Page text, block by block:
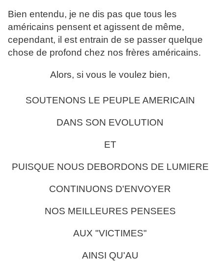
Bien entendu, je ne dis pas que tous les
américains pensent et agissent de même,
cependant, il est entrain de se passer quelque
chose de profond chez nos frères américains.
Alors, si vous le voulez bien,
SOUTENONS LE PEUPLE AMERICAIN
DANS SON EVOLUTION
ET
PUISQUE NOUS DEBORDONS DE LUMIERE
CONTINUONS D'ENVOYER
NOS MEILLEURES PENSEES
AUX "VICTIMES"
AINSI QU'AU